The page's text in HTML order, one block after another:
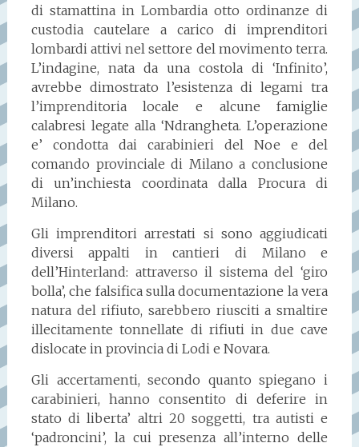
di stamattina in Lombardia otto ordinanze di
custodia cautelare a carico di imprenditori
lombardi attivi nel settore del movimento terra.
L’indagine, nata da una costola di ‘Infinito’,
avrebbe dimostrato l’esistenza di legami tra
l’imprenditoria locale e alcune famiglie
calabresi legate alla ‘Ndrangheta. L’operazione
e’ condotta dai carabinieri del Noe e del
comando provinciale di Milano a conclusione
di un’inchiesta coordinata dalla Procura di
Milano.
Gli imprenditori arrestati si sono aggiudicati
diversi appalti in cantieri di Milano e
dell’Hinterland: attraverso il sistema del ‘giro
bolla’, che falsifica sulla documentazione la vera
natura del rifiuto, sarebbero riusciti a smaltire
illecitamente tonnellate di rifiuti in due cave
dislocate in provincia di Lodi e Novara.
Gli accertamenti, secondo quanto spiegano i
carabinieri, hanno consentito di deferire in
stato di liberta’ altri 20 soggetti, tra autisti e
‘padroncini’, la cui presenza all’interno delle